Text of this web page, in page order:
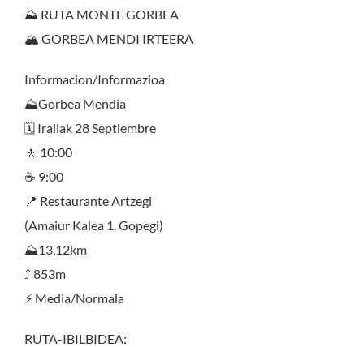
⛰️ RUTA MONTE GORBEA
🏔️ GORBEA MENDI IRTEERA
Informacion/Informazioa
⛰️Gorbea Mendia
🗓️ Irailak 28 Septiembre
🚶 10:00
☕️ 9:00
📍 Restaurante Artzegi
(Amaiur Kalea 1, Gopegi)
⛰️13,12km
⤴️ 853m
⚡️ Media/Normala
RUTA-IBILBIDEA: